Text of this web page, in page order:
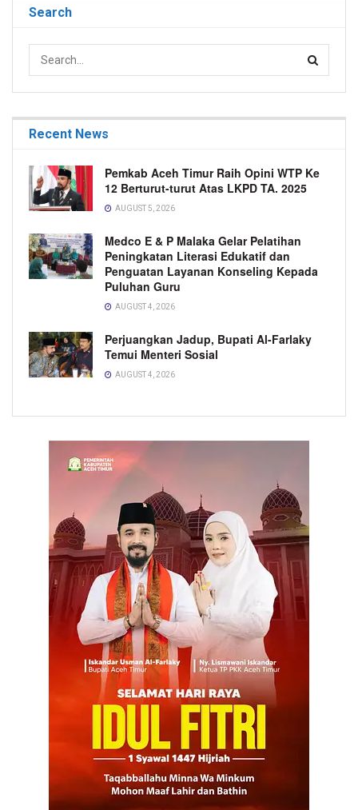
Search
Recent News
Pemkab Aceh Timur Raih Opini WTP Ke
12 Berturut-turut Atas LKPD TA. 2025
AUGUST 5, 2026
Medco E & P Malaka Gelar Pelatihan
Peningkatan Literasi Edukatif dan
Penguatan Layanan Konseling Kepada
Puluhan Guru
AUGUST 4, 2026
Perjuangkan Jadup, Bupati Al-Farlaky
Temui Menteri Sosial
AUGUST 4, 2026